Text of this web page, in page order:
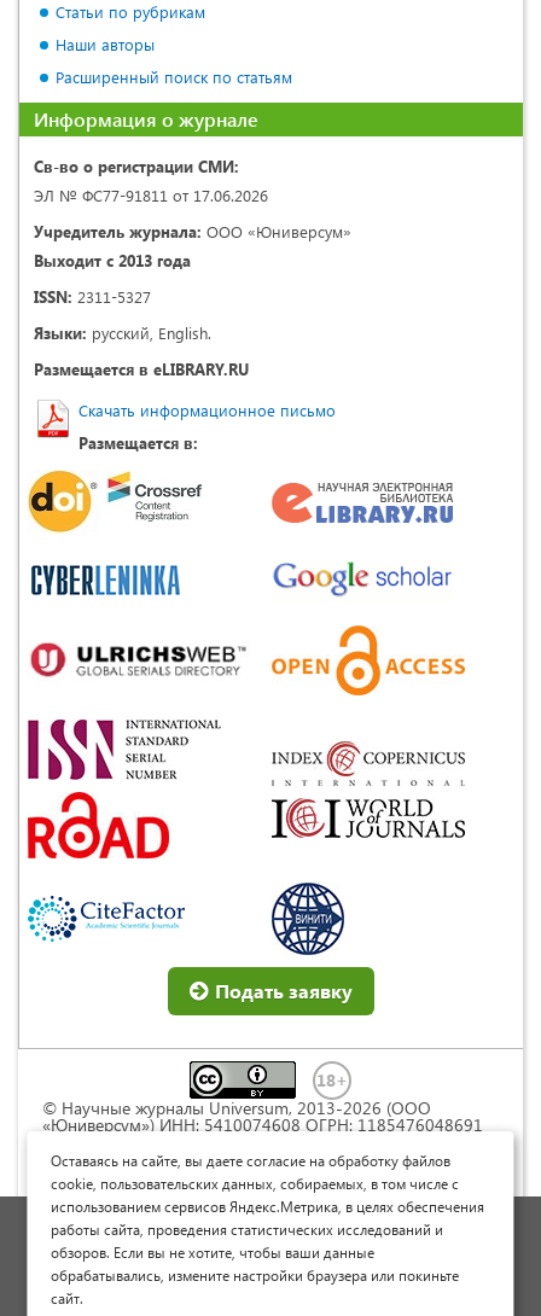
Статьи по рубрикам
Наши авторы
Расширенный поиск по статьям
Информация о журнале
Св-во о регистрации СМИ:
ЭЛ № ФС77-91811 от 17.06.2026
Учредитель журнала: ООО «Юниверсум»
Выходит с 2013 года
ISSN: 2311-5327
Языки: русский, English.
Размещается в eLIBRARY.RU
Скачать информационное письмо
Размещается в:
Подать заявку
© Научные журналы Universum, 2013-2026 (ООО
«Юниверсум») ИНН: 5410074608 ОГРН: 1185476048691
Commons « Attribution» («Атрибуция») 4.0
Непортированная
Политика обработки персональных данных
Договор оферты
Опубликовать научную статью
Оставаясь на сайте, вы даете согласие на обработку файлов
cookie, пользовательских данных, собираемых, в том числе с
использованием сервисов Яндекс.Метрика, в целях обеспечения
работы сайта, проведения статистических исследований и
обзоров. Если вы не хотите, чтобы ваши данные
обрабатывались, измените настройки браузера или покиньте
сайт.